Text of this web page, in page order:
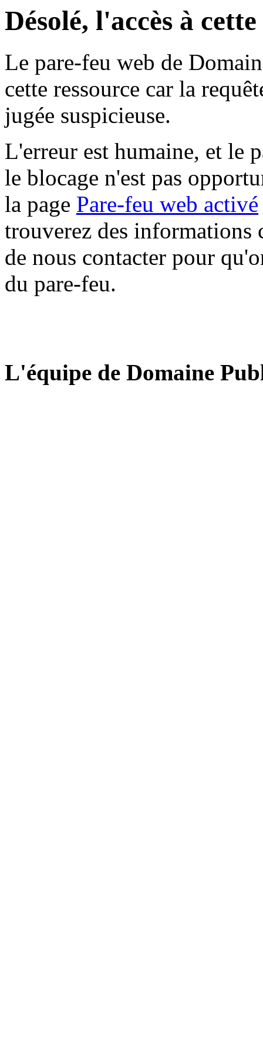
Désolé, l'accès à
Le pare-feu web de
cette ressource car la
jugée suspicieuse.
L'erreur est humaine, et le
le blocage n'est pas
la page Pare-feu web activé
trouverez des informations
de nous contacter pour
du pare-feu.
L'équipe de Domaine